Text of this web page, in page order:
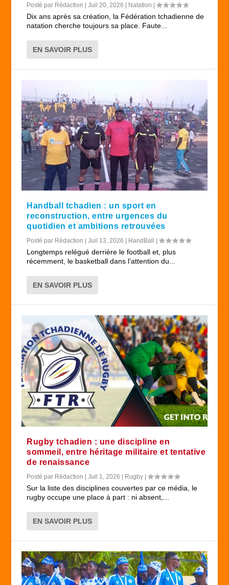
Posté par Rédaction |Juil 20, 2026 | Natation |
Dix ans après sa création, la Fédération tchadienne de
natation cherche toujours sa place. Faute...
EN SAVOIR PLUS
Handball tchadien : un sport en
reconstruction, entre urgences du
quotidien et ambitions retrouvées
Posté par Rédaction |Juil 13, 2026 HandBall |
Longtemps relégué derrière le football et, plus
récemment, le basketball dans l’attention du...
EN SAVOIR PLUS
Rugby tchadien : une discipline en
sommeil, entre héritage militaire et tentative
de renaissance
Posté par Rédaction |Juil 1, 2026 Rugby |
Sur la liste des disciplines couvertes par ce média, le
rugby occupe une place à part : ni absent,...
EN SAVOIR PLUS